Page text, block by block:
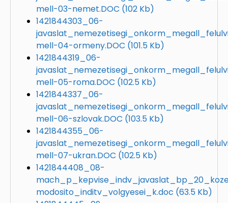
mell-03-nemet.DOC (102 Kb)
1421844303_06-
mell-04-ormeny.DOC (101.5 Kb)
1421844319_06-
mell-05-roma.DOC (102.5 Kb)
1421844337_06-
mell-06-szlovak.DOC (103.5 Kb)
1421844355_06-
mell-07-ukran.DOC (102.5 Kb)
1421844408_08-
modosito_inditv_volgyesei_k.doc (63.5 Kb)